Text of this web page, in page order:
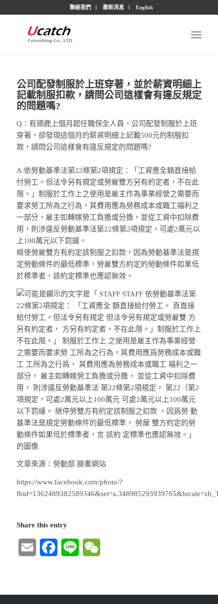
聯絡我們 最新消息 English
公司配發制服於上班穿著，並於薪資明細上
記載制服扣款，請問公司這樣會有違反規定
的問題嗎?
Q：有頭鹿上個月起任職保全人員，公司配發制服於上班
穿著，卻發現這個月的薪資明細上記載500元的制服扣
款，請問公司這樣會有違反規定的問題嗎?
A:依勞動基準法第22條第2項規定：「工資應全額直接給
付勞工。但法令另有規定或勞雇雙方另有約定者，不在此
限。」制服於工作上之使用是雇主作為事業經營之需要而
要求勞工所為之行為，其費用應為勞務成本或職工福利之
一部分，雇主如轉嫁勞工負擔或分擔，並從工資中扣除費
用，則涉違反勞動基準法第22條第2項規定，可處2萬元以
上100萬元以下罰鍰。
縱使勞雇雙方有約定該制服之扣款，因為勞動基準法是規
定勞動條件的最低標準，勞雇雙方約定的勞動條件如果低
於標準者，該約定標準也應認無效。
文章來源：勞動部 臉書網站
https://www.facebook.com/photo/?
Share this entry
Email FacebookLine